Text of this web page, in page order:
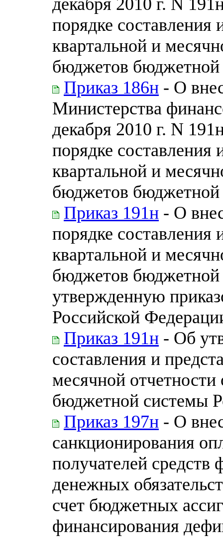
порядке составления
квартальной и
бюджетов бюджетной
Приказ 186н - О
Министерства
декабря 2010 г. N
порядке составления
квартальной и
бюджетов бюджетной
Приказ 191н - О
порядке составления
квартальной и
бюджетов бюджетной
утвержденную
Российской
Приказ 191н - Об
составления и
месячной
бюджетной системы
Приказ 197н - О
санкционирования
получателей
денежных
счет бюджетных
финансирования